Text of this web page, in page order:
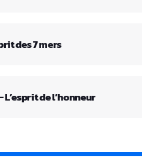
des 7 mers
de l’honneur